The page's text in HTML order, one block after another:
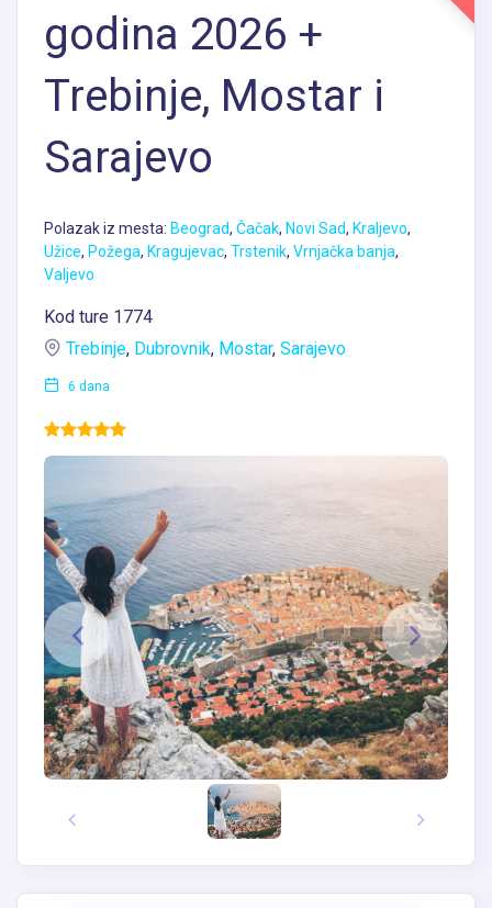
godina 2026 +
Trebinje, Mostar i
Sarajevo
Polazak iz mesta: Beograd, Čačak, Novi Sad, Kraljevo,
Užice, Požega, Kragujevac, Trstenik, Vrnjačka banja,
Valjevo
Kod ture 1774
Trebinje, Dubrovnik, Mostar, Sarajevo
6 dana